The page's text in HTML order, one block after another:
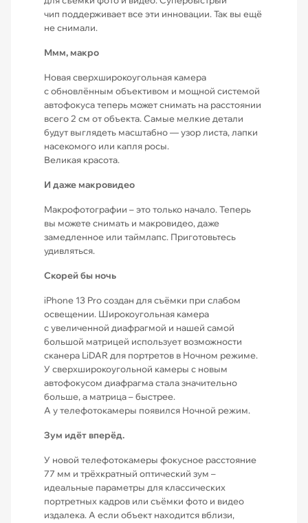
чип поддерживает все эти инновации. Так вы ещё
не снимали.
Ммм, макро
Новая сверхширокоугольная камера
с обновлённым объективом и мощной системой
автофокуса теперь может снимать на расстоянии
всего 2 см от объекта. Самые мелкие детали
будут выглядеть масштабно — узор листа, лапки
насекомого или капля росы.
Великая красота.
И даже макровидео
Макрофотографии – это только начало. Теперь
вы можете снимать и макровидео, даже
замедленное или таймлапс. Приготовьтесь
удивляться.
Скорей бы ночь
iPhone 13 Pro создан для съёмки при слабом
освещении. Широкоугольная камера
с увеличенной диафрагмой и нашей самой
большой матрицей использует возможности
сканера LiDAR для портретов в Ночном режиме.
У сверхшироко­угольной камеры с новым
автофокусом диафрагма стала значительно
больше, а матрица – быстрее.
А у телефотокамеры появился Ночной режим.
Зум идёт вперёд.
У новой телефотокамеры фокусное расстояние
77 мм и трёхкратный оптический зум –
идеальные параметры для классических
портретных кадров или съёмки фото и видео
издалека. А если объект находится вблизи,